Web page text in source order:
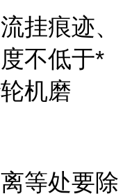
挂痕迹、
不低于*
机磨
等处要除